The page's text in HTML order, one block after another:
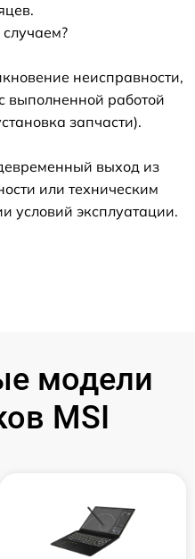
неисправности,
выполненной работой
запчасти).
выход из
или техническим
условий эксплуатации.
модели
MSI